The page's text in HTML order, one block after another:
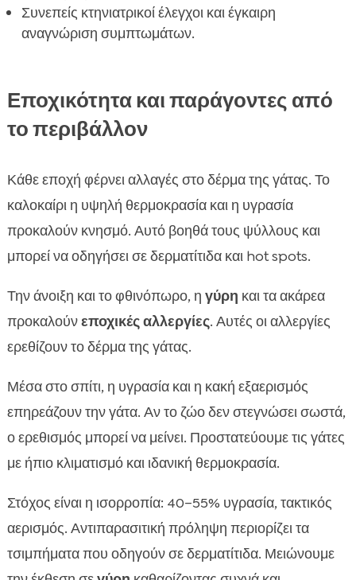
Συνεπείς κτηνιατρικοί έλεγχοι και έγκαιρη
αναγνώριση συμπτωμάτων.
Εποχικότητα και παράγοντες από
το περιβάλλον
Κάθε εποχή φέρνει αλλαγές στο δέρμα της γάτας. Το
καλοκαίρι η υψηλή θερμοκρασία και η υγρασία
προκαλούν κνησμό. Αυτό βοηθά τους ψύλλους και
μπορεί να οδηγήσει σε δερματίτιδα και hot spots.
Την άνοιξη και το φθινόπωρο, η γύρη και τα ακάρεα
προκαλούνεποχικές αλλεργίες. Αυτές οι αλλεργίες
ερεθίζουν το δέρμα της γάτας.
Μέσα στο σπίτι, η υγρασία και η κακή εξαερισμός
επηρεάζουν την γάτα. Αν το ζώο δεν στεγνώσει σωστά,
ο ερεθισμός μπορεί να μείνει. Προστατεύουμε τις γάτες
με ήπιο κλιματισμό και ιδανική θερμοκρασία.
Στόχος είναι η ισορροπία: 40–55% υγρασία, τακτικός
αερισμός. Αντιπαρασιτική πρόληψη περιορίζει τα
τσιμπήματα που οδηγούν σε δερματίτιδα. Μειώνουμε